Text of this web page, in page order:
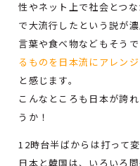
性やネット上で社会とつ
で大流行したという説が濃
言葉や食べ物などもそうで
るものを日本流にアレン
と感じます。
こんなところも日本が誇
うか！
12時台半ばからは打って
日本と韓国は、いろいろ